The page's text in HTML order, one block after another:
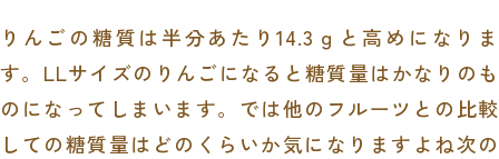
りんごの糖質は半分あたり14.3ｇと高めになりま
す。LLサイズのりんごになると糖質量はかなりのも
のになってしまいます。では他のフルーツとの比較
しての糖質量はどのくらいか気になりますよね次の